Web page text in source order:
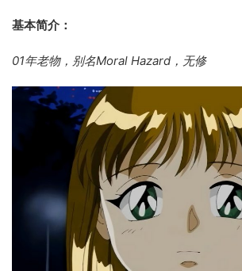
基本简介：
01年老物，别名Moral Hazard，无修